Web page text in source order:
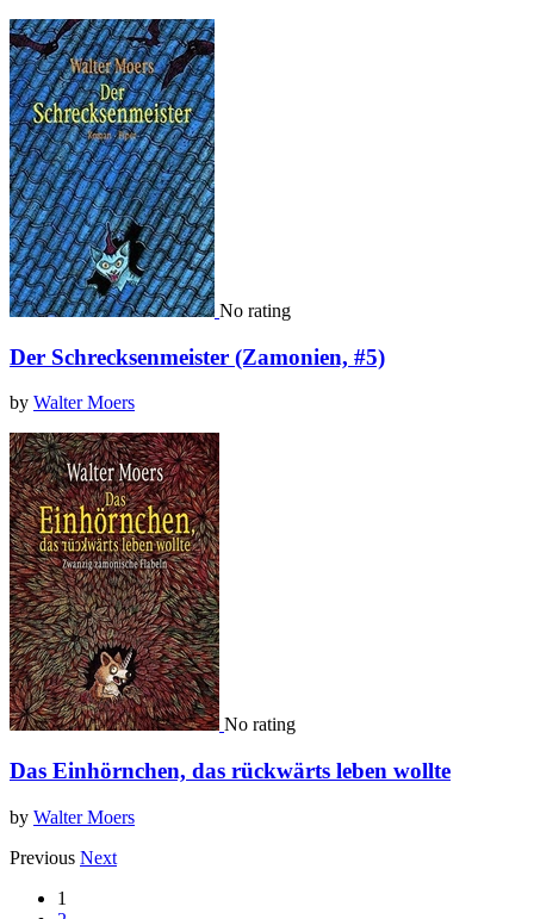
No rating
Der Schrecksenmeister (Zamonien, #5)
by Walter Moers
No rating
Das Einhörnchen, das rückwärts leben wollte
by Walter Moers
Previous Next
1